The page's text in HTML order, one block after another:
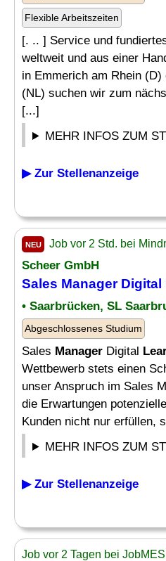
Flexible Arbeitszeiten
[. .. ] Service und
weltweit und aus einer
in Emmerich am Rhein (D)
(NL) suchen wir zum
[...]
MEHR INFOS ZUM
▶ Zur Stellenanzeige
NEU Job vor 2 Std. bei
Scheer GmbH
Sales ManagerDigital
• Saarbrücken, SL
Abgeschlossenes Studium
Sales Manager Digital
Wettbewerb stets einen
unser Anspruch im Sales
die Erwartungen
Kunden nicht nur erfüllen,
MEHR INFOS ZUM
▶ Zur Stellenanzeige
Job vor 2 Tagen bei